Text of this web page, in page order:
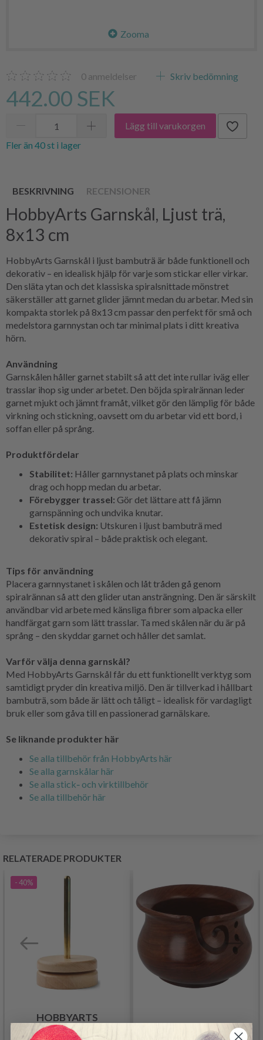
Zooma
0 anmeldelser Skriv bedömning
442.00 SEK
Lägg till varukorgen
Fler än 40 st i lager
BESKRIVNING RECENSIONER
HobbyArts Garnskål, Ljust trä,
8x13 cm
HobbyArts Garnskål i ljust bambuträ är både funktionell och
dekorativ – en idealisk hjälp för varje som stickar eller virkar.
Den släta ytan och det klassiska spiralsnittade mönstret
säkerställer att garnet glider jämnt medan du arbetar. Med sin
kompakta storlek på 8x13 cm passar den perfekt för små och
medelstora garnnystan och tar minimal plats i ditt kreativa
hörn.
Användning
Garnskålen håller garnet stabilt så att det inte rullar iväg eller
trasslar ihop sig under arbetet. Den böjda spiralrännan leder
garnet mjukt och jämnt framåt, vilket gör den lämplig för både
virkning och stickning, oavsett om du arbetar vid ett bord, i
soffan eller på språng.
Produktfördelar
Stabilitet: Håller garnnystanet på plats och minskar
drag och hopp medan du arbetar.
Förebygger trassel: Gör det lättare att få jämn
garnspänning och undvika knutar.
Estetisk design: Utskuren i ljust bambuträ med
dekorativ spiral – både praktisk och elegant.
Tips för användning
Placera garnnystanet i skålen och låt tråden gå genom
spiralrännan så att den glider utan ansträngning. Den är särskilt
användbar vid arbete med känsliga fibrer som alpacka eller
handfärgat garn som lätt trasslar. Ta med skålen när du är på
språng – den skyddar garnet och håller det samlat.
Varför välja denna garnskål?
Med HobbyArts Garnskål får du ett funktionellt verktyg som
samtidigt pryder din kreativa miljö. Den är tillverkad i hållbart
bambuträ, som både är lätt och tåligt – idealisk för vardagligt
bruk eller som gåva till en passionerad garnälskare.
Se liknande produkter här
Se alla tillbehör från HobbyArts här
Se alla garnskålar här
Se alla stick‑ och virk­tillbehör
Se alla tillbehör här
RELATERADE PRODUKTER
- 40%
HOBBYARTS
GARNHÅLLARE I